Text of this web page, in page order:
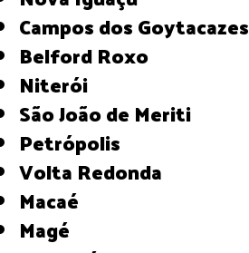
Campos dos Goytacazes
Belford Roxo
Niterói
São João de Meriti
Petrópolis
Volta Redonda
Macaé
Magé